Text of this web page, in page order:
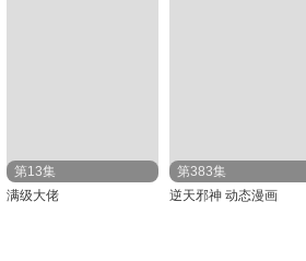
第13集
满级大佬
第383集
逆天邪神 动态漫画